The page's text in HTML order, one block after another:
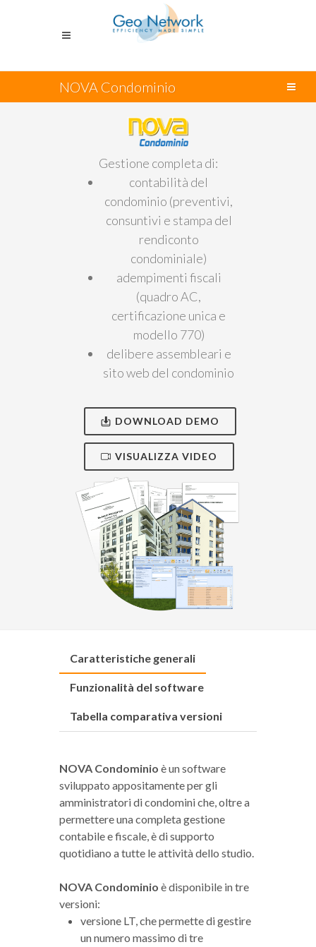
NOVA Condominio
Gestione completa di:
contabilità del
condominio (preventivi,
consuntivi e stampa del
rendiconto
condominiale)
adempimenti fiscali
(quadro AC,
certificazione unica e
modello 770)
delibere assembleari e
sito web del condominio
DOWNLOAD DEMO
VISUALIZZA VIDEO
Caratteristiche generali
Funzionalità del software
Tabella comparativa versioni
NOVA Condominio è un software
sviluppato appositamente per gli
amministratori di condomini che, oltre a
permettere una completa gestione
contabile e fiscale, è di supporto
quotidiano a tutte le attività dello studio.
NOVA Condominio è disponibile in tre
versioni:
versione LT, che permette di gestire
un numero massimo di tre